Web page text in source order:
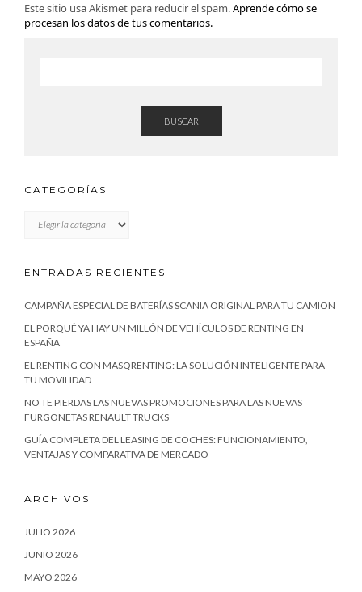
Este sitio usa Akismet para reducir el spam.Aprende cómo se
procesan los datos de tus comentarios.
BUSCAR
CATEGORÍAS
ENTRADAS RECIENTES
CAMPAÑA ESPECIAL DE BATERÍAS SCANIA ORIGINAL PARA TU CAMION
EL PORQUÉ YA HAY UN MILLÓN DE VEHÍCULOS DE RENTING EN
ESPAÑA
EL RENTING CON MASQRENTING: LA SOLUCIÓN INTELIGENTE PARA
TU MOVILIDAD
NO TE PIERDAS LAS NUEVAS PROMOCIONES PARA LAS NUEVAS
FURGONETAS RENAULT TRUCKS
GUÍA COMPLETA DEL LEASING DE COCHES: FUNCIONAMIENTO,
VENTAJAS Y COMPARATIVA DE MERCADO
ARCHIVOS
JULIO 2026
JUNIO 2026
MAYO 2026